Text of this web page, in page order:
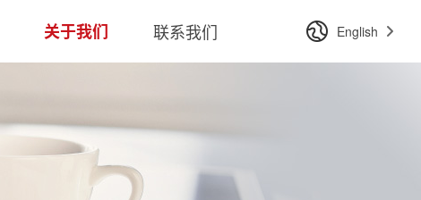
English
关于我们 联系我们